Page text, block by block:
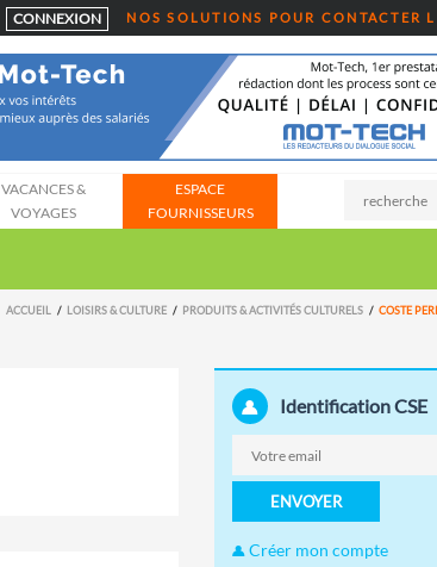
CONNEXION NOS SOLUTIONS POUR CONTACTER
VACANCES &
VOYAGES
ESPACE
FOURNISSEURS
ACCUEIL LOISIRS & CULTURE PRODUITS & ACTIVITÉS CULTURELS COSTE
Identification CSE
ENVOYER
Créer mon compte